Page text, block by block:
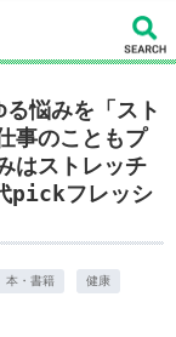
悩みを「スト
事のこともプ
はストレッチ
pickフレッシ
本・書籍 健康